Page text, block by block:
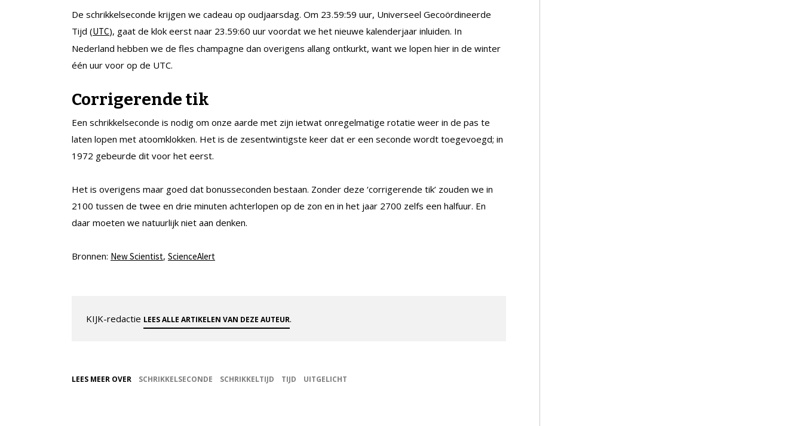
De schrikkelseconde krijgen we cadeau op oudjaarsdag. Om 23.59:59 uur, Universeel Gecoördineerde
Tijd (UTC), gaat de klok eerst naar 23.59:60 uur voordat we het nieuwe kalenderjaar inluiden. In
Nederland hebben we de fles champagne dan overigens allang ontkurkt, want we lopen hier in de winter
één uur voor op de UTC.
Corrigerende tik
Een schrikkelseconde is nodig om onze aarde met zijn ietwat onregelmatige rotatie weer in de pas te
laten lopen met atoomklokken. Het is de zesentwintigste keer dat er een seconde wordt toegevoegd; in
1972 gebeurde dit voor het eerst.
Het is overigens maar goed dat bonusseconden bestaan. Zonder deze ‘corrigerende tik’ zouden we in
2100 tussen de twee en drie minuten achterlopen op de zon en in het jaar 2700 zelfs een halfuur. En
daar moeten we natuurlijk niet aan denken.
Bronnen: New Scientist, ScienceAlert
KIJK-redactie LEES ALLE ARTIKELEN VAN DEZE AUTEUR.
LEES MEER OVER SCHRIKKELSECONDE SCHRIKKELTIJD TIJD UITGELICHT